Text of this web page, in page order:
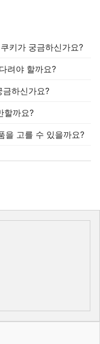
키가 궁금하신가요?
려야 할까요?
금하신가요?
할까요?
을 고를 수 있을까요?